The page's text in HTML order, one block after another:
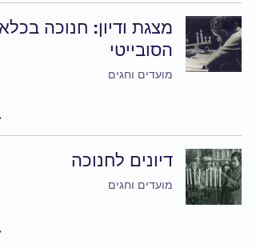
מצגת ודיון: חנוכה
הסובייטי
מועדים וחגים
דיונים לחנוכה
מועדים וחגים